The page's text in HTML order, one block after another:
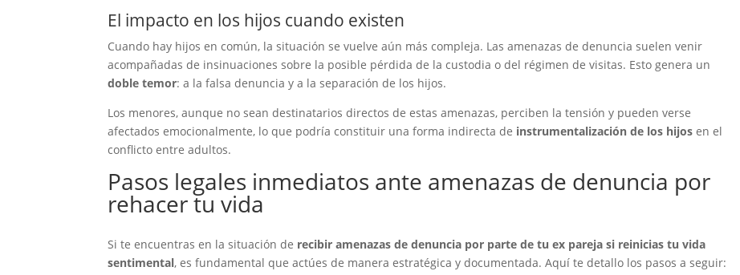
El impacto en los hijos cuando existen
Cuando hay hijos en común, la situación se vuelve aún más compleja. Las amenazas de denuncia suelen venir
acompañadas de insinuaciones sobre la posible pérdida de la custodia o del régimen de visitas. Esto genera un
doble temor: a la falsa denuncia y a la separación de los hijos.
Los menores, aunque no sean destinatarios directos de estas amenazas, perciben la tensión y pueden verse
afectados emocionalmente, lo que podría constituir una forma indirecta de instrumentalización de los hijos en el
conflicto entre adultos.
Pasos legales inmediatos ante amenazas de denuncia por
rehacer tu vida
Si te encuentras en la situación de recibir amenazas de denuncia por parte de tu ex pareja si reinicias tu vida
sentimental, es fundamental que actúes de manera estratégica y documentada. Aquí te detallo los pasos a seguir: